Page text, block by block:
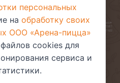
© 2025 ООО «Арена-пицца»
УНП 391272611
Магазин зарегистрирован в торговом реестре 08.05.2017 №381622
персональных
на обработку своих
ООО «Арена-пицца»
cookies для
сервиса и